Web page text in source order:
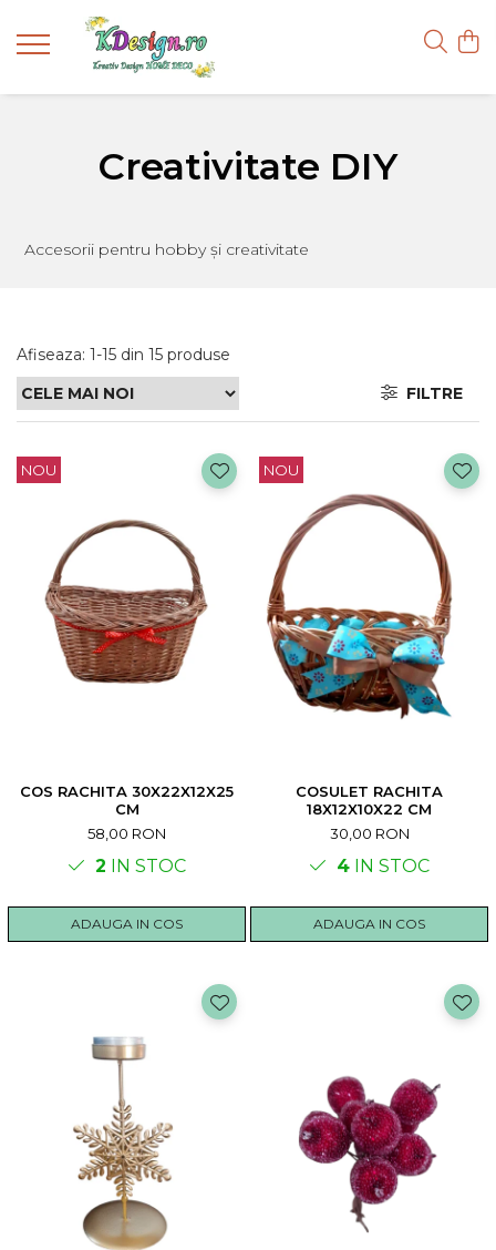
Creativitate DIY
Accesorii pentru hobby și creativitate
Afiseaza: 1-15 din 15 produse
FILTRE
NOU
COS RACHITA 30X22X12X25
CM
58,00 RON
2 IN STOC
ADAUGA IN COS
NOU
COSULET RACHITA
18X12X10X22 CM
30,00 RON
4 IN STOC
ADAUGA IN COS